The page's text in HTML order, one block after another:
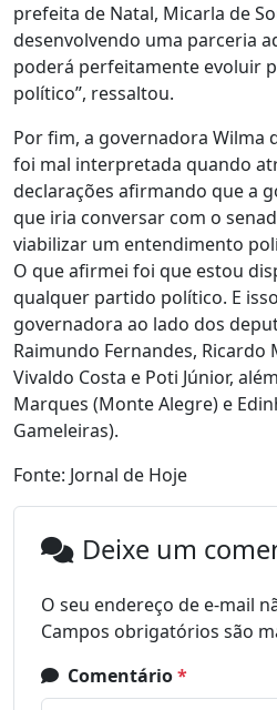
prefeita de Natal, Micarla de
desenvolvendo uma parceria
poderá perfeitamente evoluir
político”, ressaltou.
Por fim, a governadora Wilma
foi mal interpretada quando
declarações afirmando que a
que iria conversar com o
viabilizar um entendimento
O que afirmei foi que estou
qualquer partido político. E
governadora ao lado dos
Raimundo Fernandes,
Vivaldo Costa e Poti Júnior,
Marques (Monte Alegre) e
Gameleiras).
Fonte: Jornal de Hoje
Deixe um
O seu endereço de e-mail
Campos obrigatórios são
Comentário*